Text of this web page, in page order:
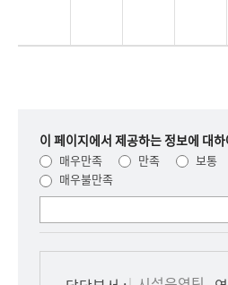
이 페이지에서 제공하는 정보에 대
매우만족 만족 보통
매우불만족
의견을